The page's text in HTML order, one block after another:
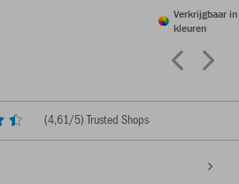
Verkrijgbaar
kleuren
(4,61/5) Trusted Shops